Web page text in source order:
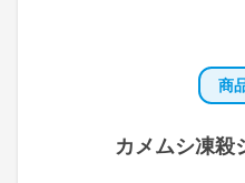
商
カメムシ凍殺